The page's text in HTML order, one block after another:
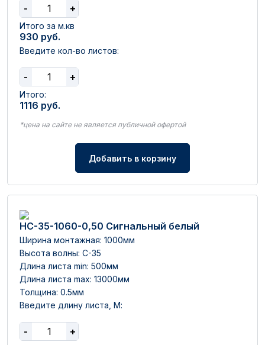
- +
Итого за м.кв
930 руб.
Введите кол-во листов:
- +
Итого:
1116 руб.
*цена на сайте не является публичной офертой
Добавить в корзину
НС-35-1060-0,50 Сигнальный белый
Ширина монтажная: 1000мм
Высота волны: C-35
Длина листа min: 500мм
Длина листа max: 13000мм
Толщина: 0.5мм
Введите длину листа, М:
- +